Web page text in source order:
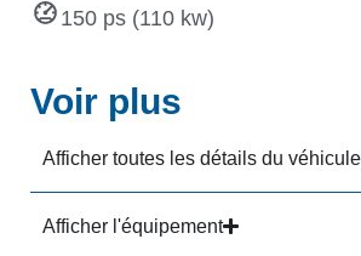
150 ps (110 kw)
Voir plus
Afficher toutes les détails du véhicule
Afficher l'équipement